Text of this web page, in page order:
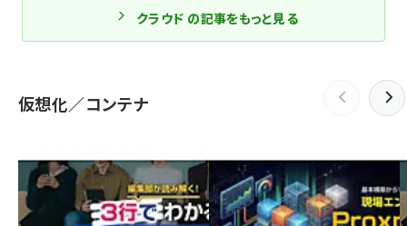
クラウド の記事をもっと見る
仮想化／コンテナ